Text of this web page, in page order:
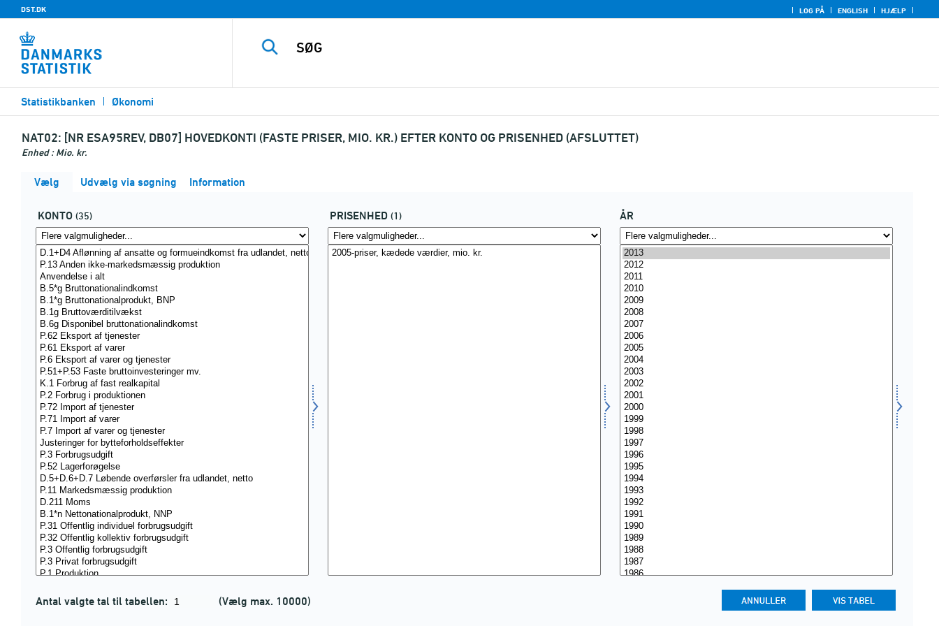
DST.DK LOG PÅ ENGLISH HJÆLP
Statistikbanken Økonomi
NAT02: [NR ESA95REV, DB07] HOVEDKONTI (FASTE PRISER, MIO. KR.) EFTER KONTO OG PRISENHED (AFSLUTTET)
Enhed : Mio. kr.
Vælg Udvælg via søgning Information
KONTO (35) PRISENHED (1) ÅR
Antal valgte tal til tabellen: (Vælg max. 10000)